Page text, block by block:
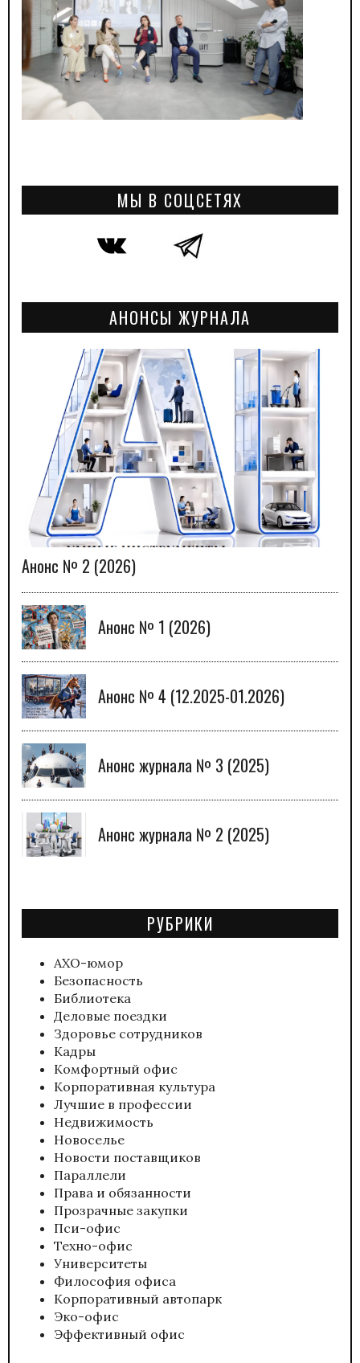
МЫ В СОЦСЕТЯХ
АНОНСЫ ЖУРНАЛА
Анонс № 2 (2026)
Анонс № 1 (2026)
Анонс № 4 (12.2025-01.2026)
Анонс журнала № 3 (2025)
Анонс журнала № 2 (2025)
РУБРИКИ
АХО-юмор
Безопасность
Библиотека
Деловые поездки
Здоровье сотрудников
Кадры
Комфортный офис
Корпоративная культура
Лучшие в профессии
Недвижимость
Новоселье
Новости поставщиков
Параллели
Права и обязанности
Прозрачные закупки
Пси-офис
Техно-офис
Университеты
Философия офиса
Корпоративный автопарк
Эко-офис
Эффективный офис